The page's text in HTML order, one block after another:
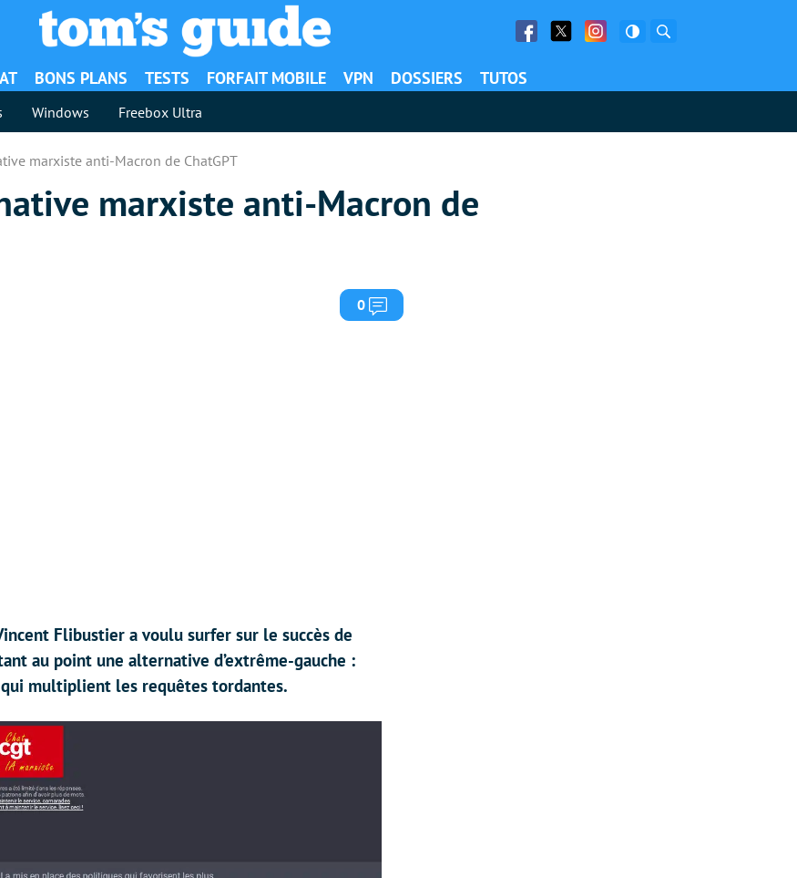
Facebook
Twitter Facebook
BONS PLANS TESTS FORFAIT MOBILE VPN DOSSIERS TUTOS
Windows Freebox Ultra
marxiste anti-Macron de ChatGPT
marxiste anti-Macron de
0 Commentaires
Flibustier a voulu surfer sur le succès de
au point une alternative d’extrême-gauche :
multiplient les requêtes tordantes.